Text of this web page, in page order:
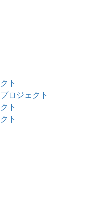
ト
ロジェクト
ト
ト